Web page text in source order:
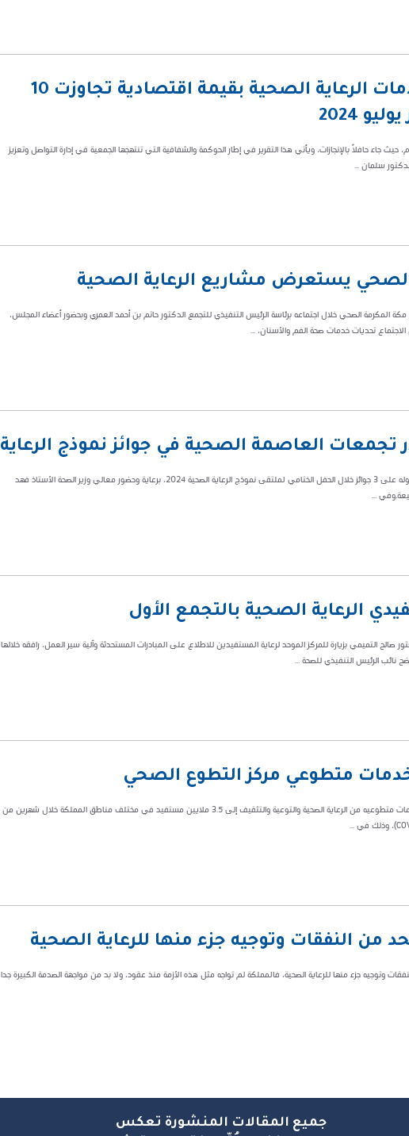
12,720 مستفيداً من خدمات الرعاية الصحية بقيمة اقتصادية تجاوزت 10
2024
أصدرت جمعية عناية الصحية تقريرها لشهر يوليو 2024م، حيث جاء حافلاً بالإنجازات، ويأتي هذا التقرير في إطار الحوكمة والشفافية التي تنتهجها الجمعية في إدارة التواصل وتعزيز
سلمان ...
يستعرض مشاريع الرعاية الصحية
الصحي خلال اجتماعه برئاسة الرئيس التنفيذي للتجمع الدكتور حاتم بن أحمد العمري وبحضور أعضاء المجلس،
تحديات خدمات صحة الفم والأسنان، ...
تجمعات العاصمة الصحية في جوائز نموذج الرعاية
تصدر تجمع الرياض الصحي الأول تجمعات العاصمة بحصوله على 3 جوائز خلال الحفل الختامي لملتقى نموذج الرعاية الصحية 2024، برعاية وحضور معالي وزير الصحة الأستاذ فهد
...
صالح التميمي بزيارة للمركز الموحد لرعاية المستفيدين للاطلاع على المبادرات المستحدثة وآلية سير العمل، رافقه خلالها
نائب الرئيس التنفيذي للصحة ...
أعلن مركز التطوع الصحي بوزارة الصحة، عن وصول خدمات متطوعيه من الرعاية الصحية والتوعية والتثقيف إلى 3.5 ملايين مستفيد في مختلف مناطق المملكة خلال شهرين من
من النفقات وتوجيه جزء منها للرعاية الصحية
وتوجيه جزء منها للرعاية الصحية، فالمملكة لم تواجه مثل هذه الأزمة منذ عقود، ولا بد من مواجهة الصدمة الكبيرة جدا
جميع المقالات المنشورة تعكس